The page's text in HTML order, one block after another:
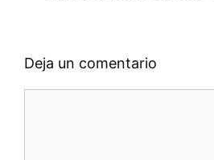
Deja un comentario